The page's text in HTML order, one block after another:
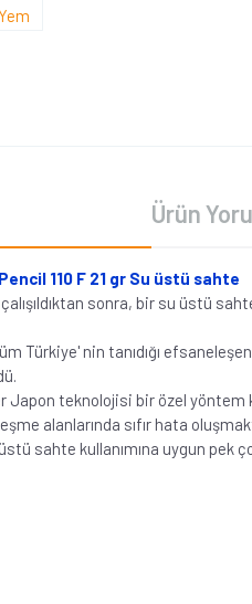
110 F 21 gr Su üstü sahte
sonra, bir su üstü
Türkiye' nin tanıdığı
teknolojisi bir özel yöntem
alanlarında sıfır hata
sahte kullanımına uygun pek
Ürün